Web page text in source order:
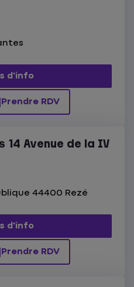
d'info
Prendre RDV
14 Avenue de la IV
44400 Rezé
d'info
Prendre RDV